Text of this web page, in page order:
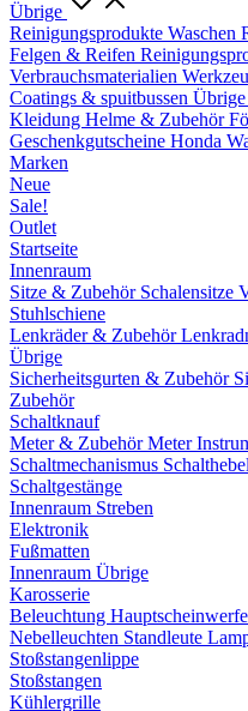
Übrige
Reinigungsprodukte Waschen
Felgen & Reifen
Verbrauchsmaterialien
Coatings & spuitbussen Übrige
Kleidung Helme & Zubehör
Geschenkgutscheine Honda
Marken
Neue
Sale!
Outlet
Startseite
Innenraum
Sitze & Zubehör Schalensitze
Stuhlschiene
Lenkräder & Zubehör
Übrige
Sicherheitsgurten & Zubehör
Zubehör
Schaltknauf
Meter & ZubehörMeter
Schaltmechanismus Schalthebel
Schaltgestänge
Innenraum Streben
Elektronik
Fußmatten
Innenraum Übrige
Karosserie
Beleuchtung
Nebelleuchten Standleute
Stoßstangenlippe
Stoßstangen
Kühlergrille